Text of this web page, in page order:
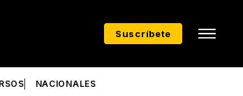
Suscríbete
NACIONALES